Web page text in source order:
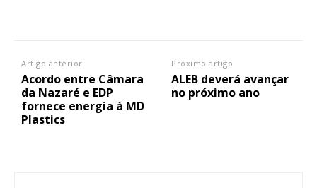
Artigo anterior
Acordo entre Câmara
da Nazaré e EDP
fornece energia à MD
Plastics
Próximo artigo
ALEB deverá avançar
no próximo ano